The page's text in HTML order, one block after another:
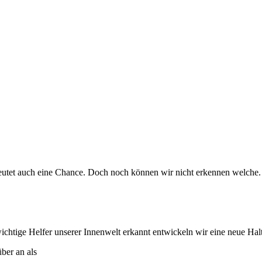
auch eine Chance. Doch noch können wir nicht erkennen welche.
Helfer unserer Innenwelt erkannt entwickeln wir eine neue
an als